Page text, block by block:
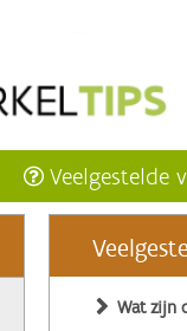
Veelgestelde
Wat zijn